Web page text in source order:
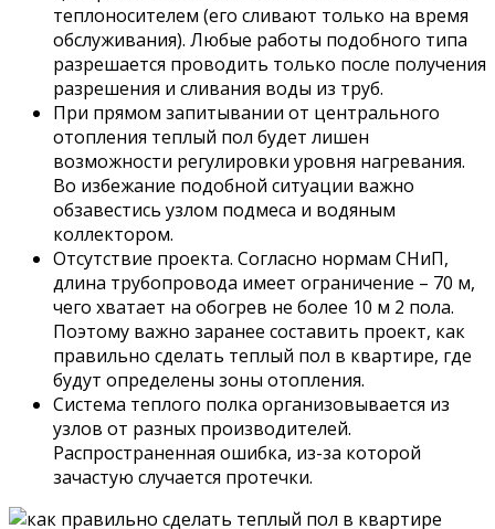
теплоносителем (его сливают только на время
обслуживания). Любые работы подобного типа
разрешается проводить только после получения
разрешения и сливания воды из труб.
При прямом запитывании от центрального
отопления теплый пол будет лишен
возможности регулировки уровня нагревания.
Во избежание подобной ситуации важно
обзавестись узлом подмеса и водяным
коллектором.
Отсутствие проекта. Согласно нормам СНиП,
длина трубопровода имеет ограничение – 70 м,
чего хватает на обогрев не более 10 м 2 пола.
Поэтому важно заранее составить проект, как
правильно сделать теплый пол в квартире, где
будут определены зоны отопления.
Система теплого полка организовывается из
узлов от разных производителей.
Распространенная ошибка, из-за которой
зачастую случается протечки.